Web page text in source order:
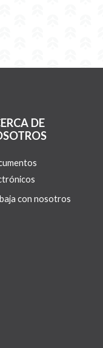
DE
con nosotros